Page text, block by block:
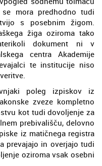
mora predhodno tudi
s posebnim žigom.
žiga oziroma tako
dokument ni v
centra Akademije
te institucije niso
poleg izpiskov iz
zveze kompletno
kot tudi dovoljenje za
prebivališču, delovno
iz matičnega registra
prevajajo in overjajo tudi
oziroma vsak osebni